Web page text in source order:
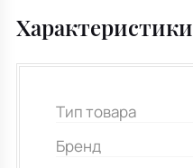
Характеристики
Тип товара
Бренд